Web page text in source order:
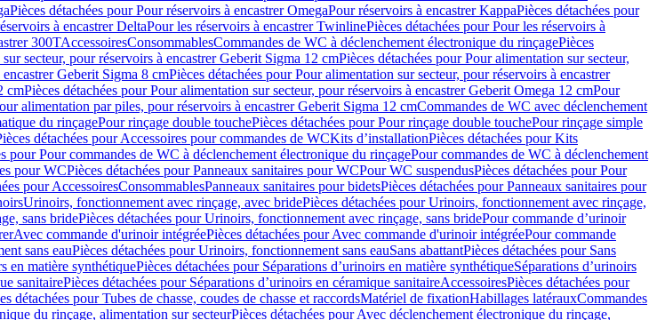
Pièces détachées pour Pour réservoirs à encastrer OmegaPour réservoirs à encastrer KappaPièces détachées pour
à encastrer DeltaPour les réservoirs à encastrer TwinlinePièces détachées pour Pour les réservoirs à
300TAccessoiresConsommablesCommandes de WC à déclenchement électronique du rinçagePièces
secteur, pour réservoirs à encastrer Geberit Sigma 12 cmPièces détachées pour Pour alimentation sur secteur,
Geberit Sigma 8 cmPièces détachées pour Pour alimentation sur secteur, pour réservoirs à encastrer
cmPièces détachées pour Pour alimentation sur secteur, pour réservoirs à encastrer Geberit Omega 12 cmPour
alimentation par piles, pour réservoirs à encastrer Geberit Sigma 12 cmCommandes de WC avec déclenchement
du rinçagePour rinçage double touchePièces détachées pour Pour rinçage double touchePour rinçage simple
détachées pour Accessoires pour commandes de WCKits d’installationPièces détachées pour Kits
pour Pour commandes de WC à déclenchement électronique du rinçagePour commandes de WC à déclenchement
pour WCPièces détachées pour Panneaux sanitaires pour WCPour WC suspendusPièces détachées pour Pour
pour AccessoiresConsommablesPanneaux sanitaires pour bidetsPièces détachées pour Panneaux sanitaires pour
Urinoirs, fonctionnement avec rinçage, avec bridePièces détachées pour Urinoirs, fonctionnement avec rinçage,
sans bridePièces détachées pour Urinoirs, fonctionnement avec rinçage, sans bridePour commande d’urinoir
Avec commande d'urinoir intégréePièces détachées pour Avec commande d'urinoir intégréePour commande
sans eauPièces détachées pour Urinoirs, fonctionnement sans eauSans abattantPièces détachées pour Sans
en matière synthétiquePièces détachées pour Séparations d’urinoirs en matière synthétiqueSéparations d’urinoirs
sanitairePièces détachées pour Séparations d’urinoirs en céramique sanitaireAccessoiresPièces détachées pour
détachées pour Tubes de chasse, coudes de chasse et raccordsMatériel de fixationHabillages latérauxCommandes
du rinçage, alimentation sur secteurPièces détachées pour Avec déclenchement électronique du rinçage,